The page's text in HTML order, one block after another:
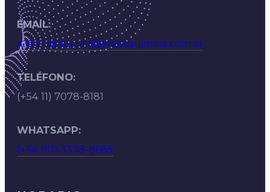
EMAIL:
administracion@alperquimica.com.ar
TELÉFONO:
(+54 11) 7078-8181
WHATSAPP:
(+54 911) 3338-8685